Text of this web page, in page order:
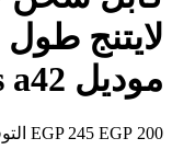
موديل s a42
200 EGP
245 EGP